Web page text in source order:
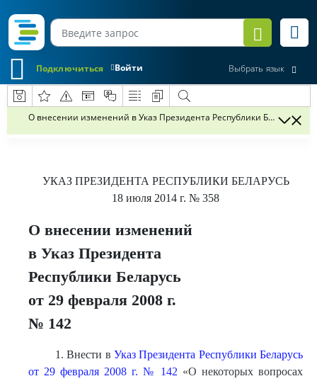
Войти
Подключиться Выбрать язык
О внесении изменений в Указ Президента Республики Беларусь
УКАЗ ПРЕЗИДЕНТА РЕСПУБЛИКИ БЕЛАРУСЬ
18 июля 2014 г. № 358
О внесении изменений
в Указ Президента
Республики Беларусь
от 29 февраля 2008 г.
№ 142
1. Внести в Указ Президента Республики Беларусь
от 29 февраля 2008 г. № 142 «О некоторых вопросах